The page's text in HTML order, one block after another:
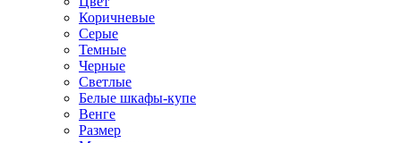
Коричневые
Серые
Темные
Черные
Светлые
Белые шкафы-купе
Венге
Размер